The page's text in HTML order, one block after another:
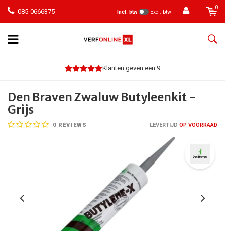
085-0666375 Incl. btw Excl. btw
0
Klanten geven een 9
Den Braven Zwaluw Butyleenkit -
Grijs
0 REVIEWS LEVERTIJD OP VOORRAAD